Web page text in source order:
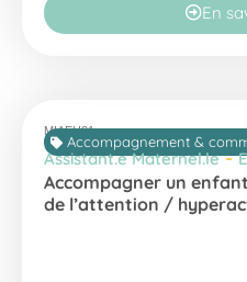
En
MIAEH21
Accompagnement &
Assistant.e Maternel.le-
Accompagner un
de l’attention /